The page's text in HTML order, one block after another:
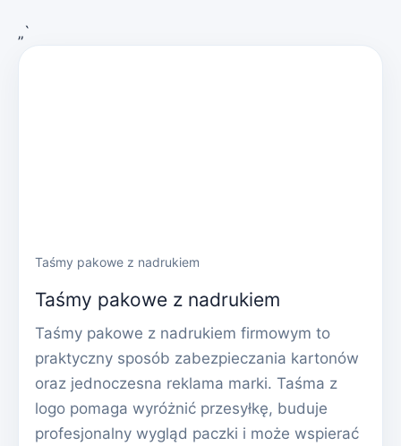
„`
Taśmy pakowe z nadrukiem
Taśmy pakowe z nadrukiem
Taśmy pakowe z nadrukiem firmowym to
praktyczny sposób zabezpieczania kartonów
oraz jednoczesna reklama marki. Taśma z
logo pomaga wyróżnić przesyłkę, buduje
profesjonalny wygląd paczki i może wspierać